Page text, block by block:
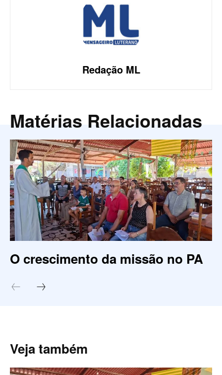
Redação ML
Matérias Relacionadas
O crescimento da missão no PA
Veja também